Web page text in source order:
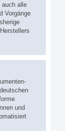
auch alle
Vorgänge
und